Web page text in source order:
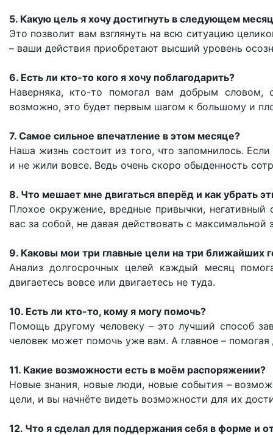
5. Какую цель я хочу достигнуть в следующем
Это позволит вам взглянуть на всю ситуацию
– ваши действия приобретают высший уровень
6. Есть ли кто-то кого я хочу поблагодарить?
Наверняка, кто-то помогал вам добрым словом,
возможно, это будет первым шагом к большому и
7. Самое сильное впечатление в этом месяце?
Наша жизнь состоит из того, что запомнилось.
и не жили вовсе. Ведь очень скоро обыденность
8. Что мешает мне двигаться вперёд и как убрать
Плохое окружение, вредные привычки, негативный
вас за собой, не давая действовать с
9. Каковы мои три главные цели на три ближайших
Анализ долгосрочных целей каждый месяц
двигаетесь вовсе или двигаетесь не туда.
10. Есть ли кто-то, кому я могу помочь?
Помощь другому человеку – это лучший способ
человек может помочь уже вам. А главное –
11. Какие возможности есть в моём распоряжении?
Новые знания, новые люди, новые события –
цели, и вы начнёте видеть возможности для их
12. Что я сделал для поддержания себя в форме и